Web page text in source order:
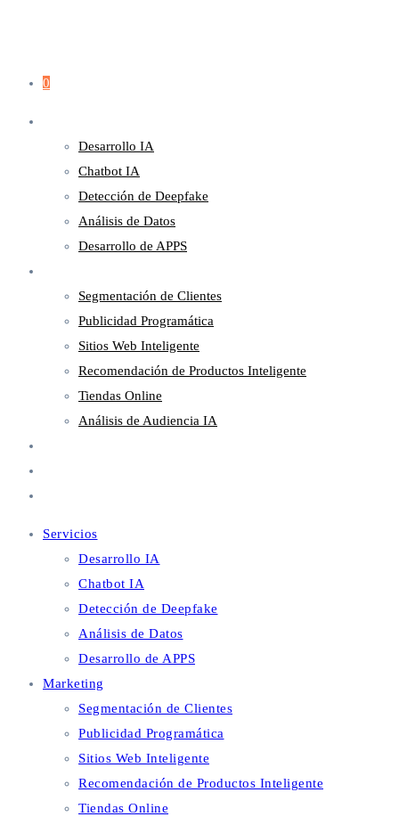
0
Desarrollo IA
Chatbot IA
Detección de Deepfake
Análisis de Datos
Desarrollo de APPS
Segmentación de Clientes
Publicidad Programática
Sitios Web Inteligente
Recomendación de Productos Inteligente
Tiendas Online
Análisis de Audiencia IA
Servicios
Desarrollo IA
Chatbot IA
Detección de Deepfake
Análisis de Datos
Desarrollo de APPS
Marketing
Segmentación de Clientes
Publicidad Programática
Sitios Web Inteligente
Recomendación de Productos Inteligente
Tiendas Online